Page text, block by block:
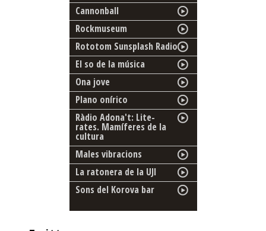
Cannonball
Rockmuseum
Rototom Sunsplash Radio
El so de la música
Ona jove
Plano onírico
Ràdio Adona't: Lite-
rates. Mamíferes de la
cultura
Males vibracions
La ratonera de la UJI
Sons del Korova bar